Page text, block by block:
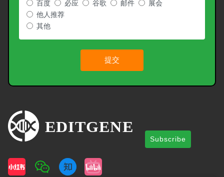
百度 必应 谷歌 邮件
展会
他人推荐
其他
提交
Subscribe